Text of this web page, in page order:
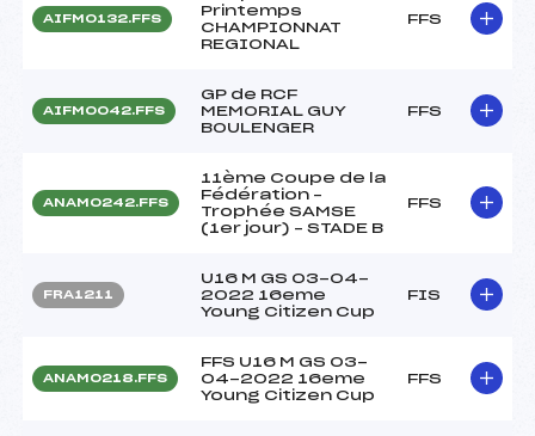
AIFM0132.FFS
Printemps
CHAMPIONNAT
REGIONAL
FFS
AIFM0042.FFS
GP de RCF
MEMORIAL GUY
BOULENGER
FFS
ANAM0242.FFS
11ème Coupe de la
Fédération –
Trophée SAMSE
(1er jour) – STADE B
FFS
FRA1211
U16 M GS 03-04-
2022 16eme
Young Citizen Cup
FIS
ANAM0218.FFS
FFS U16 M GS 03-
04-2022 16eme
Young Citizen Cup
FFS